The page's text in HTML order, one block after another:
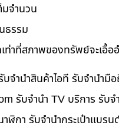
มจำนวน
ธรรม
ท่าที่สภาพของทรัพย์จะเอื้อ
จำนำสินค้าไอที รับจำนำ
รับจำนำ TV บริการ รับ
ฬิกา รับจำนำกระเป๋าแบรน